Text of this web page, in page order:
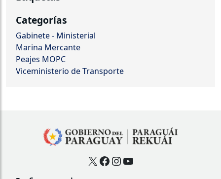
Categorías
Gabinete - Ministerial
Marina Mercante
Peajes MOPC
Viceministerio de Transporte
X Facebook
Instagram
YouTube